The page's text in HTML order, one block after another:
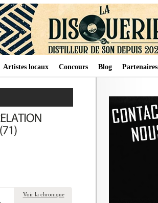
Artistes locaux Concours Blog Partenaires
Voir la chronique